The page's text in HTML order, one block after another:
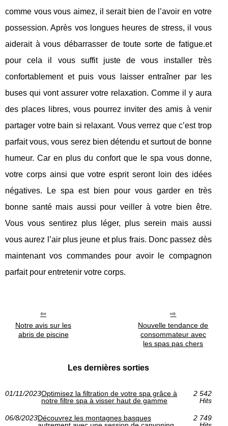
comme vous vous aimez, il serait bien de l’avoir en votre
possession. Après vos longues heures de stress, il vous
aiderait à vous débarrasser de toute sorte de fatigue.et
pour cela il vous suffit juste de vous installer très
confortablement et puis vous laisser entraîner par les
buses qui vont assurer votre relaxation. Comme il y aura
des places libres, vous pourrez inviter des amis à venir
partager votre bain si relaxant. Vous verrez que c’est trop
parfait vous, vous serez bien détendu et surtout de bonne
humeur. Car en plus du confort que le spa vous donne,
votre corps ainsi que votre esprit seront loin des idées
négatives. Le spa est bien pour vous garder en très
bonne santé mais aussi pour veiller à votre bien être.
Vous vous sentirez plus léger, plus serein mais aussi
vous aurez l’air plus jeune et plus frais. Donc passez dès
maintenant vos commandes pour avoir le compagnon
parfait pour entretenir votre corps.
Notre avis sur les
abris de piscine
Nouvelle tendance de
consommateur avec
les spas pas chers
Les dernières sorties
01/11/2023Optimisez la filtration de votre spa grâce à
notre filtre spa à visser haut de gamme
2 542
Hits
06/8/2023Découvrez les montagnes basques
2 749